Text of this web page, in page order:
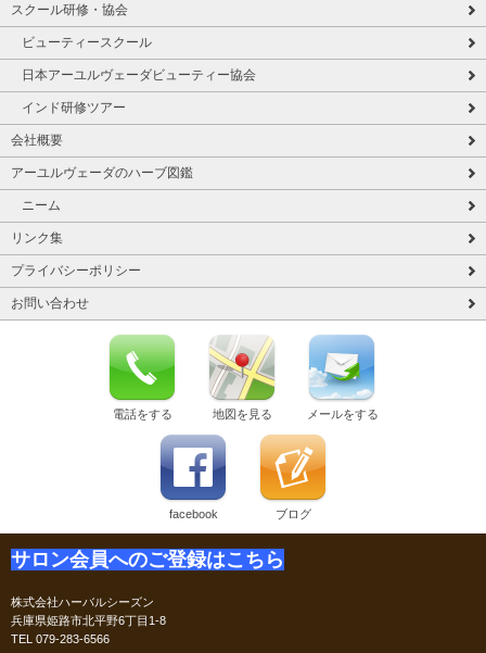
スクール研修・協会
ビューティースクール
日本アーユルヴェーダビューティー協会
インド研修ツアー
会社概要
アーユルヴェーダのハーブ図鑑
ニーム
リンク集
プライバシーポリシー
お問い合わせ
電話をする 地図を見る メールをする
facebook ブログ
サロン会員へのご登録はこちら
株式会社ハーバルシーズン
兵庫県姫路市北平野6丁目1-8
TEL 079-283-6566